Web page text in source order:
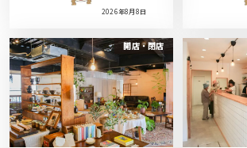
2026年8月8日
開店・閉店